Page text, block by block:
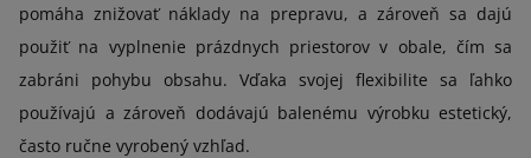
pomáha znižovať náklady na prepravu, a zároveň sa dajú
použiť na vyplnenie prázdnych priestorov v obale, čím sa
zabráni pohybu obsahu. Vďaka svojej flexibilite sa ľahko
používajú a zároveň dodávajú balenému výrobku estetický,
často ručne vyrobený vzhľad.